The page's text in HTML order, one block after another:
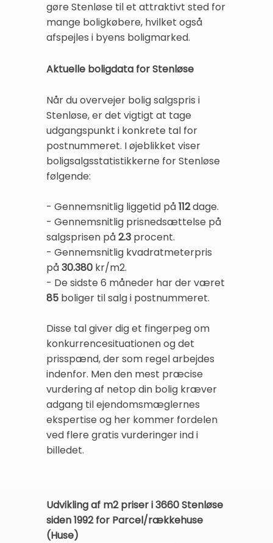
gøre Stenløse til et attraktivt sted for
mange boligkøbere, hvilket også
afspejles i byens boligmarked.
Aktuelle boligdata for Stenløse
Når du overvejer bolig salgspris i
Stenløse, er det vigtigt at tage
udgangspunkt i konkrete tal for
postnummeret. I øjeblikket viser
boligsalgsstatistikkerne for Stenløse
følgende:
- Gennemsnitlig liggetid på112dage.
- Gennemsnitlig prisnedsættelse på
salgsprisen på2.3 procent.
- Gennemsnitlig kvadratmeterpris
på30.380 kr/m2.
- De sidste 6 måneder har der været
85 boliger til salg i postnummeret.
Disse tal giver dig et fingerpeg om
konkurrencesituationen og det
prisspænd, der som regel arbejdes
indenfor. Men den mest præcise
vurdering af netop din bolig kræver
adgang til ejendomsmæglernes
ekspertise og her kommer fordelen
ved flere gratis vurderinger ind i
billedet.
Udvikling af m2 priser i 3660 Stenløse
siden 1992 for Parcel/rækkehuse
(Huse)